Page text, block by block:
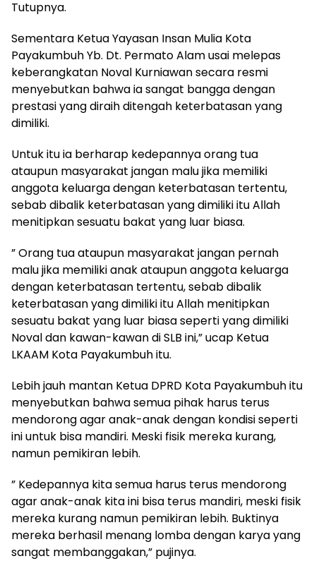
Tutupnya.
Sementara Ketua Yayasan Insan Mulia Kota
Payakumbuh Yb. Dt. Permato Alam usai melepas
keberangkatan Noval Kurniawan secara resmi
menyebutkan bahwa ia sangat bangga dengan
prestasi yang diraih ditengah keterbatasan yang
dimiliki.
Untuk itu ia berharap kedepannya orang tua
ataupun masyarakat jangan malu jika memiliki
anggota keluarga dengan keterbatasan tertentu,
sebab dibalik keterbatasan yang dimiliki itu Allah
menitipkan sesuatu bakat yang luar biasa.
” Orang tua ataupun masyarakat jangan pernah
malu jika memiliki anak ataupun anggota keluarga
dengan keterbatasan tertentu, sebab dibalik
keterbatasan yang dimiliki itu Allah menitipkan
sesuatu bakat yang luar biasa seperti yang dimiliki
Noval dan kawan-kawan di SLB ini,” ucap Ketua
LKAAM Kota Payakumbuh itu.
Lebih jauh mantan Ketua DPRD Kota Payakumbuh itu
menyebutkan bahwa semua pihak harus terus
mendorong agar anak-anak dengan kondisi seperti
ini untuk bisa mandiri. Meski fisik mereka kurang,
namun pemikiran lebih.
” Kedepannya kita semua harus terus mendorong
agar anak-anak kita ini bisa terus mandiri, meski fisik
mereka kurang namun pemikiran lebih. Buktinya
mereka berhasil menang lomba dengan karya yang
sangat membanggakan,” pujinya.